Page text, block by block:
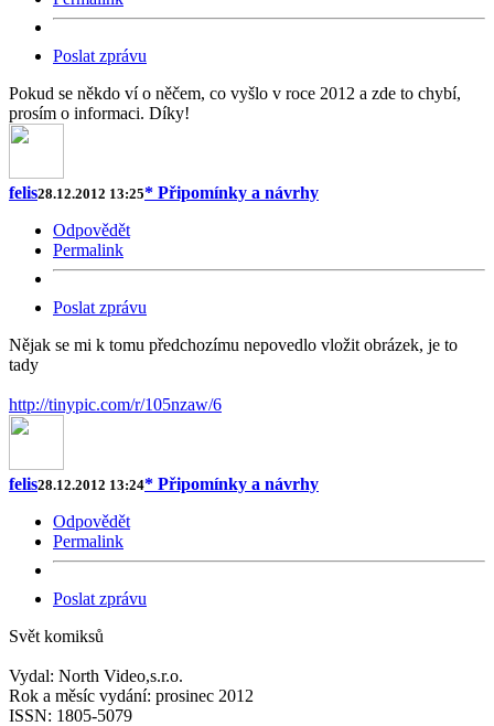
Poslat zprávu
Pokud se někdo ví o něčem, co vyšlo v roce 2012 a zde to chybí,
prosím o informaci. Díky!
felis28.12.2012 13:25* Připomínky a návrhy
Odpovědět
Permalink
Poslat zprávu
Nějak se mi k tomu předchozímu nepovedlo vložit obrázek, je to
tady
http://tinypic.com/r/105nzaw/6
felis28.12.2012 13:24* Připomínky a návrhy
Odpovědět
Permalink
Poslat zprávu
Svět komiksů
Vydal: North Video,s.r.o.
Rok a měsíc vydání: prosinec 2012
ISSN: 1805-5079